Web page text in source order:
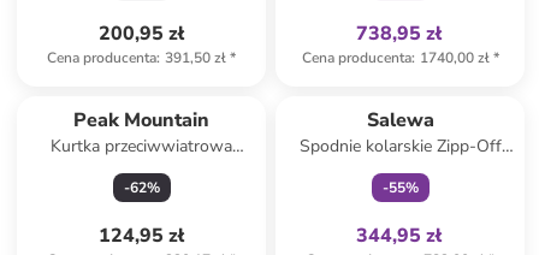
200,95 zł
Cena producenta: 391,50 zł*
738,95 zł
Cena producenta: 1740,00 zł*
Peak Mountain
Kurtka przeciwwiatrowa
"Apluie" w kolorze czarnym
-62%
124,95 zł
Salewa
Spodnie kolarskie Zipp-Off
"Vento Hemp/Durastretch" w
kolorze jasnobrązowym
-55%
344,95 zł